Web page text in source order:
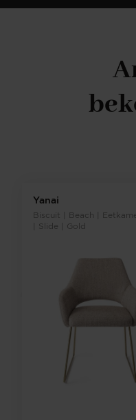
Yanai
Biscuit | Beach |
| Slide | Gold